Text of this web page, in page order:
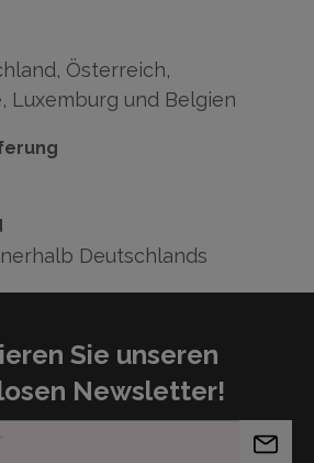
Österreich,
Luxemburg und Belgien
Deutschlands
Sie unseren
Newsletter!